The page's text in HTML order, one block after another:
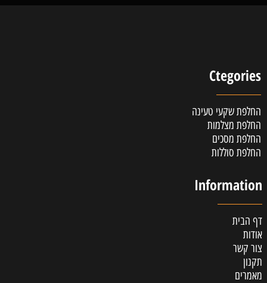
Ctegories
החלפת שקעי טעינה
החלפת מצלמות
החלפת מסכים
החלפת סוללות
Information
דף הבית
אודות
צור קשר
תקנון
מאמרים